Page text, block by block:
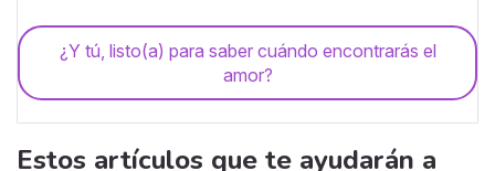
¿Y tú, listo(a) para saber cuándo encontrarás el
amor?
Estos artículos que te ayudarán a